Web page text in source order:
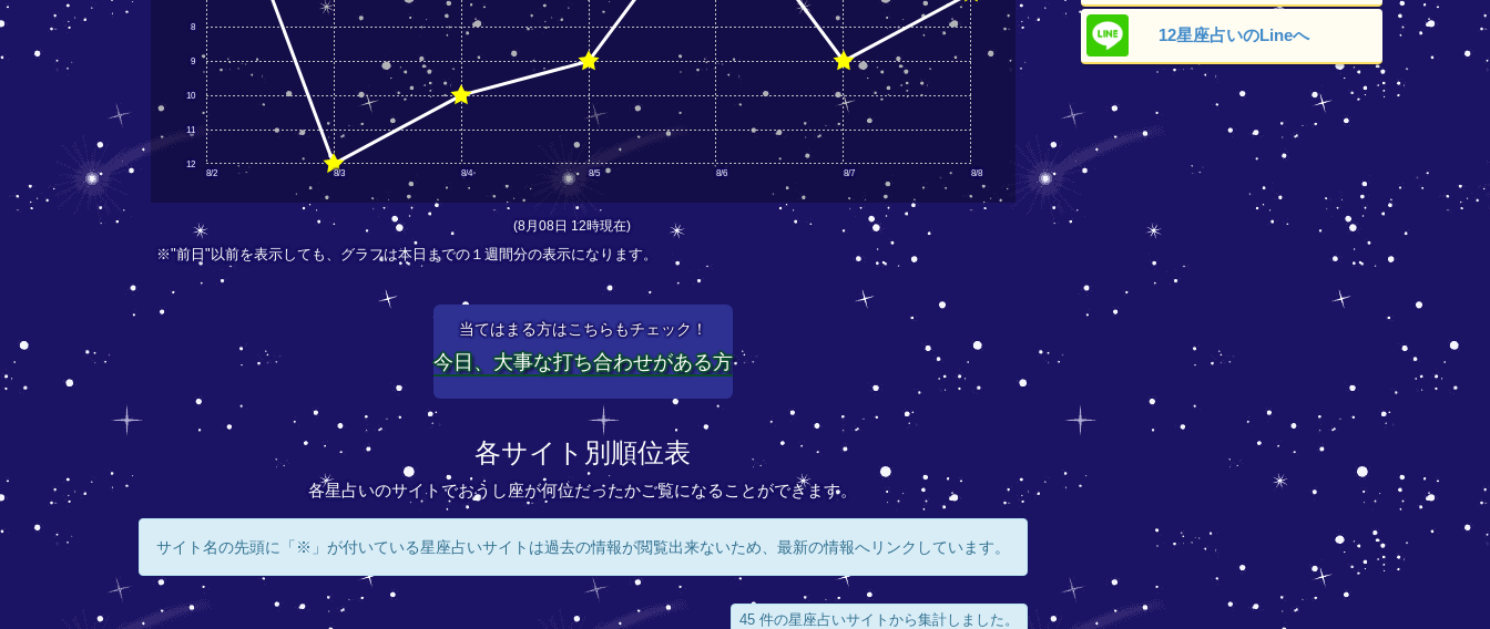
8/2 8/3 8/4 8/5 8/6 8/7 8/8
12
11
10
9
8
(8月08日 12時現在)
※"前日"以前を表示しても、グラフは本日までの１週間分の表示になります。
当てはまる方はこちらもチェック！
今日、大事な打ち合わせがある方
各サイト別順位表
各星占いのサイトでおうし座が何位だったかご覧になることができます。
サイト名の先頭に「※」が付いている星座占いサイトは過去の情報が閲覧出来ないため、最新の情報へリンクしています。
45 件の星座占いサイトから集計しました。
12星座占いのLineへ